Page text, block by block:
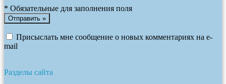
* Обязательные для заполнения поля
Присыслать мне сообщение о новых комментариях на e-
mail
Разделы сайта